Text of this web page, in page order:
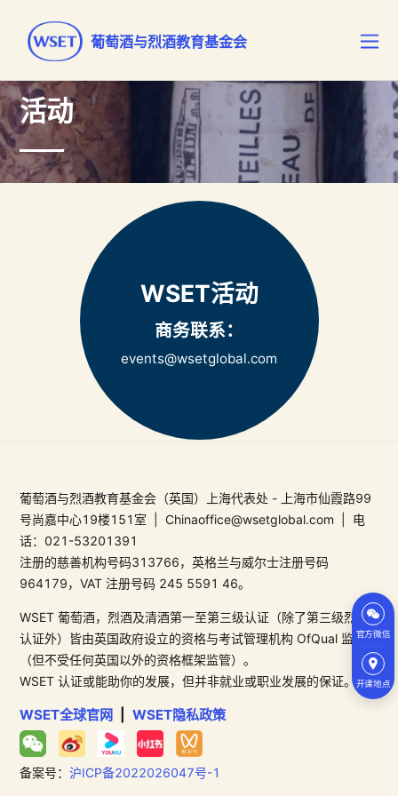
葡萄酒与烈酒教育基金会
活动
WSET活动
商务联系：
events@wsetglobal.com
葡萄酒与烈酒教育基金会（英国）上海代表处 - 上海市仙霞路99
号尚嘉中心19楼151室 | Chinaoffice@wsetglobal.com | 电
话：021-53201391
注册的慈善机构号码313766，英格兰与威尔士注册号码
964179，VAT 注册号码 245 5591 46。
WSET 葡萄酒，烈酒及清酒第一至第三级认证（除了第三级烈酒
认证外）皆由英国政府设立的资格与考试管理机构 OfQual 监管
（但不受任何英国以外的资格框架监管）。
WSET 认证或能助你的发展，但并非就业或职业发展的保证。
WSET全球官网 |WSET隐私政策
备案号：沪ICP备2022026047号-1
官方微信
开课地点